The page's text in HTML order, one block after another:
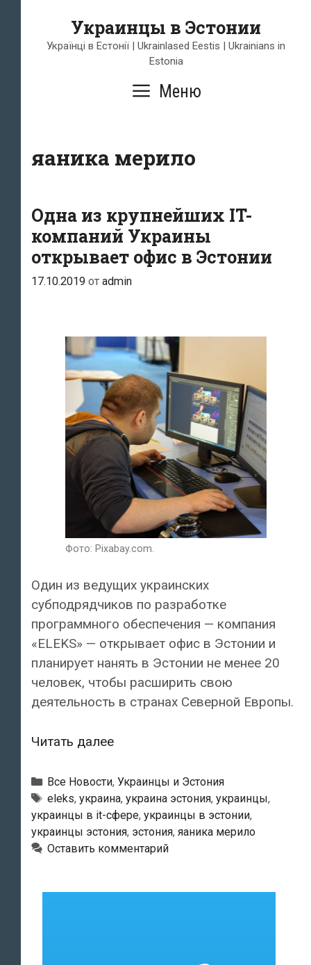
содержимому
Украинцы в Эстонии
Українці в Естонії | Ukrainlased Eestis | Ukrainians in
Estonia
Меню
яаника мерило
Одна из крупнейших IT-
компаний Украины
открывает офис в Эстонии
17.10.2019 от admin
Фото: Pixabay.com.
Один из ведущих украинских
субподрядчиков по разработке
программного обеспечения — компания
«ELEKS» — открывает офис в Эстонии и
планирует нанять в Эстонии не менее 20
человек, чтобы расширить свою
деятельность в странах Северной Европы.
Читать далееОдна
крупнейших
IT-
компаний
Украины
открывает
в
Рубрики
Все Новости, Украинцы и Эстония
Метки
eleks, украина, украина эстония, украинцы,
украинцы в it-сфере, украинцы в эстонии,
украинцы эстония, эстония, яаника мерило
Оставить комментарий